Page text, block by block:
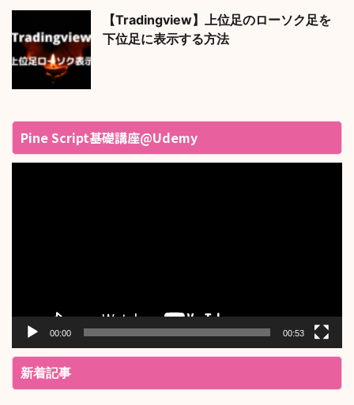
【Tradingview】上位足のローソク足を
下位足に表示する方法
Pine Script基礎講座@Udemy
00:00 00:53
新着記事